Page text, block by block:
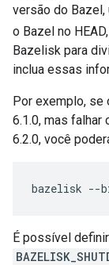
versão do Bazel,
o Bazel no
Bazelisk para
inclua essas
Por exemplo, se
6.1.0, mas falhar
6.2.0, você
bazelisk --
É possível